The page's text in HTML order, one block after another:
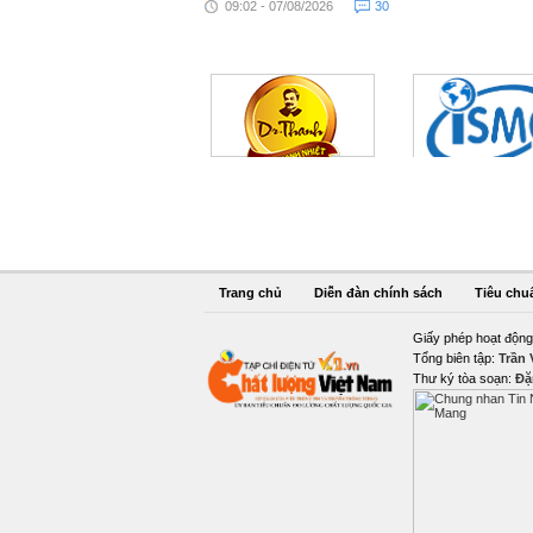
09:02 - 07/08/2026 30
Trang chủ Diễn đàn chính sách Tiêu
Giấy phép hoạt
Tổng biên tập: Trần
Thư ký tòa soạn: